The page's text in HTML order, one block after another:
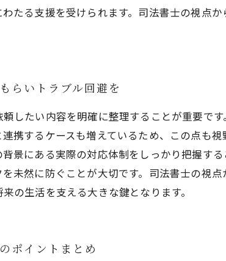
たる支援を受けられます。司法書士の視点
らいトラブル回避を
したい内容を明確に整理することが重要で
携するケースも増えているため、この点も
景にある実際の対応体制をしっかり把握す
未然に防ぐことが大切です。司法書士の視
の生活を支える大きな鍵となります。
ポイントまとめ